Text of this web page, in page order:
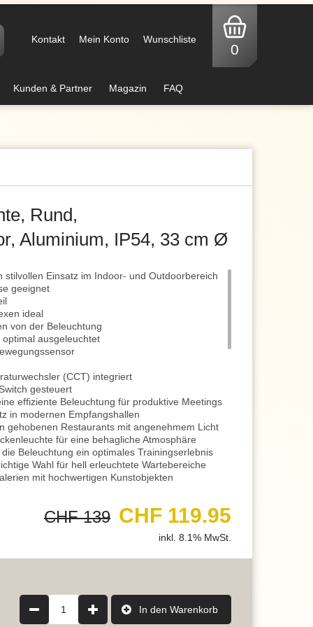
Kontakt Mein Konto Wunschliste
0
Kunden & Partner Magazin FAQ
Rund,
Aluminium, IP54, 33 cm Ø
stilvollen Einsatz im Indoor- und Outdoorbereich
geeignet
ideal
von der Beleuchtung
ausgeleuchtet
(CCT) integriert
gesteuert
effiziente Beleuchtung für produktive Meetings
in modernen Empfangshallen
gehobenen Restaurants mit angenehmem Licht
für eine behagliche Atmosphäre
Beleuchtung ein optimales Trainingserlebnis
Wahl für hell erleuchtete Wartebereiche
mit hochwertigen Kunstobjekten
Lobby sorgt sie für eine warme und einladende
sie das zeitgemässe Design
klare und fokussierte Arbeitsatmosphäre
CHF 139 CHF 119.95
inkl. 8.1% MwSt.
1 In den Warenkorb